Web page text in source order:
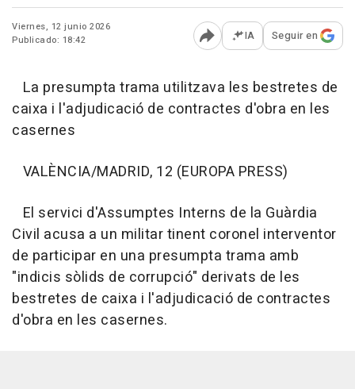
Viernes, 12 junio 2026
Publicado: 18:42
Abrir opciones para
IA Seguir en
La presumpta trama utilitzava les bestretes de
caixa i l'adjudicació de contractes d'obra en les
casernes
VALÈNCIA/MADRID, 12 (EUROPA PRESS)
El servici d'Assumptes Interns de la Guàrdia
Civil acusa a un militar tinent coronel interventor
de participar en una presumpta trama amb
"indicis sòlids de corrupció" derivats de les
bestretes de caixa i l'adjudicació de contractes
d'obra en les casernes.